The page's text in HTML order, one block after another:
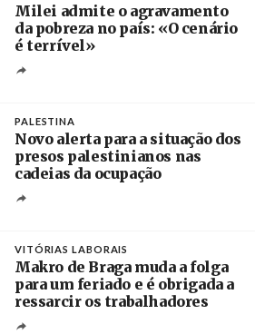
Milei admite o agravamento
da pobreza no país: «O cenário
é terrível»
PALESTINA
Novo alerta para a situação dos
presos palestinianos nas
cadeias da ocupação
VITÓRIAS LABORAIS
Makro de Braga muda a folga
para um feriado e é obrigada a
ressarcir os trabalhadores